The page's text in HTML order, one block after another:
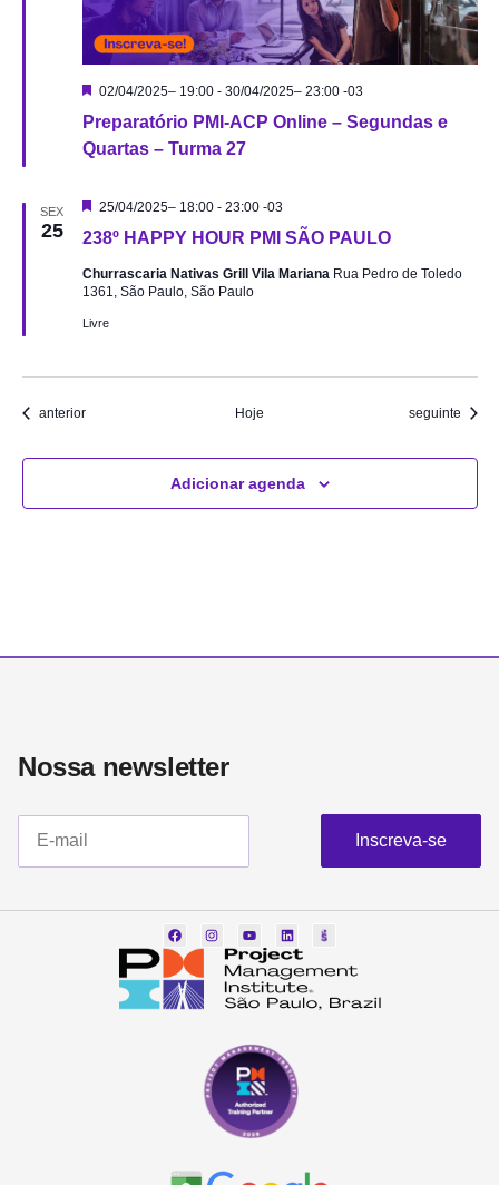
Preparatório PMI-ACP Online – Segundas e
Quartas – Turma 27
Destacado
02/04/2025– 19:00- 30/04/2025– 23:00 -03
SEX
25 238º HAPPY HOUR PMI SÃO PAULO
Destacado
25/04/2025– 18:00- 23:00 -03
Churrascaria Nativas Grill Vila Mariana Rua Pedro de Toledo
1361, São Paulo, São Paulo
Livre
Eventos
anterior Hoje Eventos
seguinte
Adicionar agenda
Nossa newsletter​
Inscreva-se